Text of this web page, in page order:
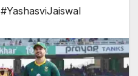
#YashasviJaiswal